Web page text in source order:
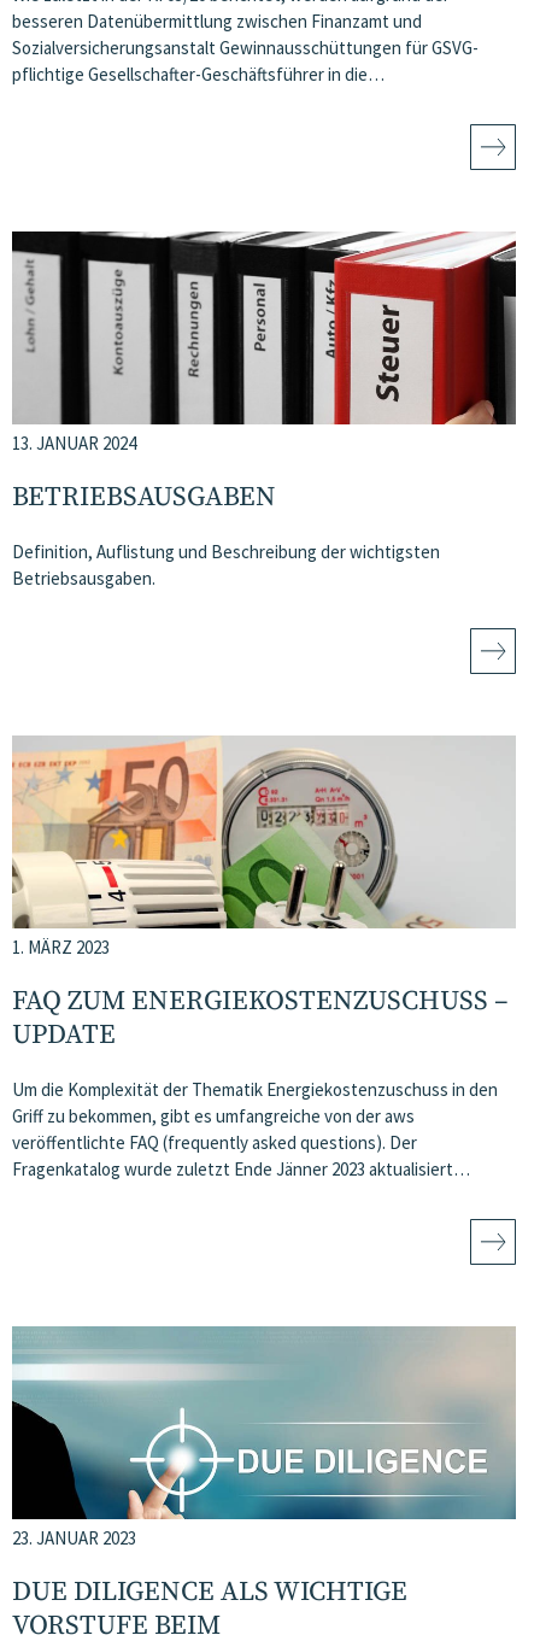
besseren Datenübermittlung zwischen Finanzamt und
Sozialversicherungsanstalt Gewinnausschüttungen für GSVG-
pflichtige Gesellschafter-Geschäftsführer in die…
13. JANUAR 2024
BETRIEBSAUSGABEN
Definition, Auflistung und Beschreibung der wichtigsten
Betriebsausgaben.
1. MÄRZ 2023
FAQ ZUM ENERGIEKOSTENZUSCHUSS –
UPDATE
Um die Komplexität der Thematik Energiekostenzuschuss in den
Griff zu bekommen, gibt es umfangreiche von der aws
veröffentlichte FAQ (frequently asked questions). Der
Fragenkatalog wurde zuletzt Ende Jänner 2023 aktualisiert…
23. JANUAR 2023
DUE DILIGENCE ALS WICHTIGE
VORSTUFE BEIM